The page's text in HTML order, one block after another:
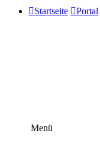
Startseite Portal
Menü